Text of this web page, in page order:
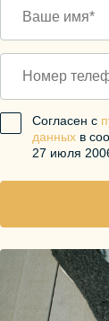
Согласен с
данных в
27 июля